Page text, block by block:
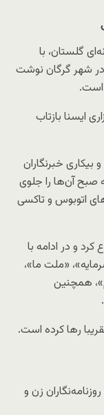
گلستان، با
شهر گرگان نوشت
است.
ایسنا بازتاب
خبرنگاران
صبح آن‌ها را جلوی
اتوبوس و تاکسی
کرد و در ادامه با
«ملت ما»،
همچنین
رها کرده است.
زن و